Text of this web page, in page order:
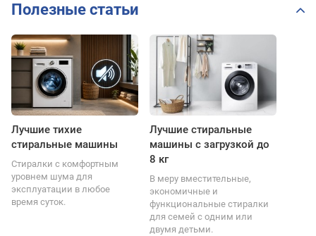
Полезные статьи
Лучшие тихие
стиральные машины
Стиралки с комфортным
уровнем шума для
эксплуатации в любое
время суток.
Лучшие стиральные
машины с загрузкой до
8 кг
В меру вместительные,
экономичные и
функциональные стиралки
для семей с одним или
двумя детьми.